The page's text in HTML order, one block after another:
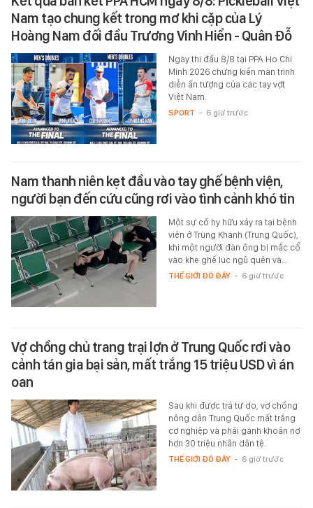
Nam tạo chung kết trong mơ khi cặp của Lý
Hoàng Nam đối đầu Trương Vinh Hiển - Quân Đỗ
Ngày thi đấu 8/8 tại PPA Ho Chi
Minh 2026 chứng kiến màn trình
diễn ấn tượng của các tay vợt
Việt Nam.
SPORT - 6 giờ trước
Nam thanh niên kẹt đầu vào tay ghế bệnh viện,
người bạn đến cứu cũng rơi vào tình cảnh khó tin
Một sự cố hy hữu xảy ra tại bệnh
viện ở Trùng Khánh (Trung Quốc),
khi một người đàn ông bị mắc cổ
vào khe ghế lúc ngủ quên và…
THẾ GIỚI ĐÓ ĐÂY - 6 giờ trước
Vợ chồng chủ trang trại lợn ở Trung Quốc rơi vào
cảnh tán gia bại sản, mất trắng 15 triệu USD vì án
oan
Sau khi được trả tự do, vợ chồng
nông dân Trung Quốc mất trắng
cơ nghiệp và phải gánh khoản nợ
hơn 30 triệu nhân dân tệ.
THẾ GIỚI ĐÓ ĐÂY - 6 giờ trước